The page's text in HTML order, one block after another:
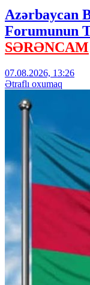
Azərbaycan
Forumunun
SƏRƏNCAM
07.08.2026, 13:26
Ətraflı oxumaq